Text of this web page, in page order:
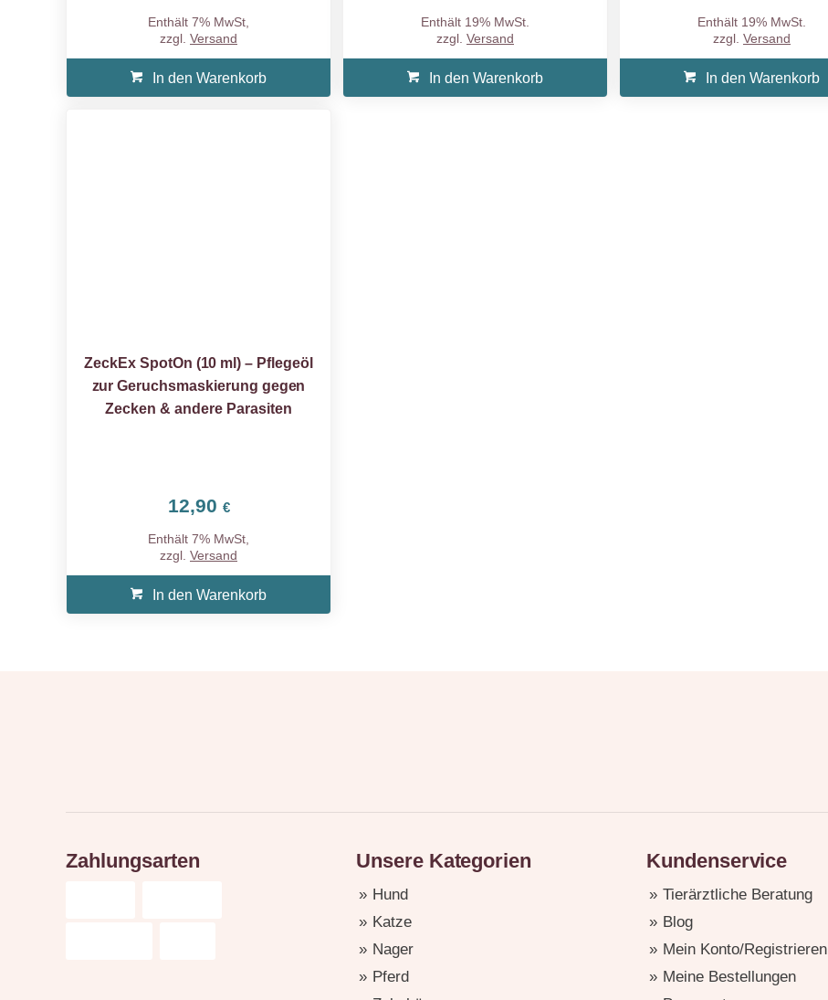
Enthält 7% MwSt,
zzgl. Versand
In den Warenkorb
Enthält 19% MwSt.
zzgl. Versand
In den Warenkorb
Enthält 19% MwSt.
zzgl. Versand
In den Warenkorb
ZeckEx SpotOn (10 ml) – Pflegeöl
zur Geruchsmaskierung gegen
Zecken & andere Parasiten
12,90 €
Enthält 7% MwSt,
zzgl. Versand
In den Warenkorb
Zahlungsarten Unsere Kategorien
Hund
Katze
Nager
Pferd
Kundenservice
Tierärztliche Beratung
Blog
Mein Konto/Registrieren
Meine Bestellungen